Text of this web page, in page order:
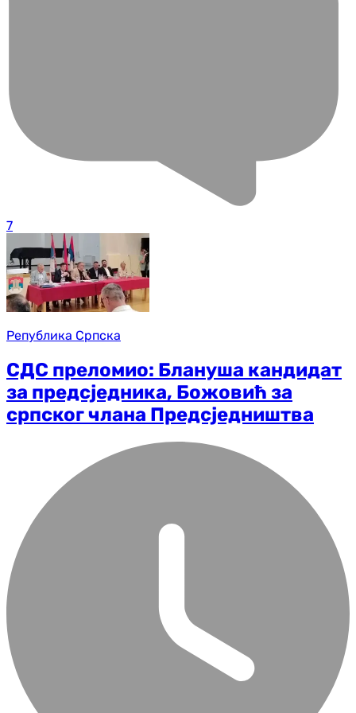
7
Република Српска
СДС преломио: Блануша кандидат
за предсједника, Божовић за
српског члана Предсједништва